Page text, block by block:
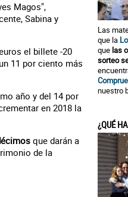
Magos",
Sabina y
el billete -20
11 por ciento más
año y del 14 por
en 2018 la
que darán a
de la
Las
que la
que las
sorteo
nuestro
¿QUÉ